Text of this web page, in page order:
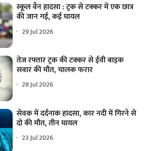
स्कूल वैन हादसा : ट्रक से टक्कर में एक छात्र
की जान गई, कई घायल
29 Jul 2026
तेज रफ्तार ट्रक की टक्कर से ईवी बाइक
सवार की मौत, चालक फरार
28 Jul 2026
सेवक में दर्दनाक हादसा, कार नदी में गिरने से
दो की मौत, तीन घायल
23 Jul 2026